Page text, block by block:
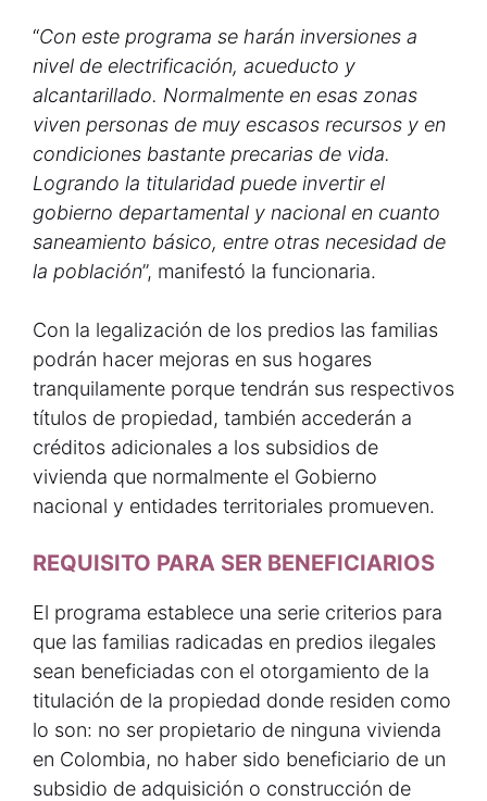
“Con este programa se harán inversiones a
nivel de electrificación, acueducto y
alcantarillado. Normalmente en esas zonas
viven personas de muy escasos recursos y en
condiciones bastante precarias de vida.
Logrando la titularidad puede invertir el
gobierno departamental y nacional en cuanto
saneamiento básico, entre otras necesidad de
la población”, manifestó la funcionaria.
Con la legalización de los predios las familias
podrán hacer mejoras en sus hogares
tranquilamente porque tendrán sus respectivos
títulos de propiedad, también accederán a
créditos adicionales a los subsidios de
vivienda que normalmente el Gobierno
nacional y entidades territoriales promueven.
REQUISITO PARA SER BENEFICIARIOS
El programa establece una serie criterios para
que las familias radicadas en predios ilegales
sean beneficiadas con el otorgamiento de la
titulación de la propiedad donde residen como
lo son: no ser propietario de ninguna vivienda
en Colombia, no haber sido beneficiario de un
subsidio de adquisición o construcción de